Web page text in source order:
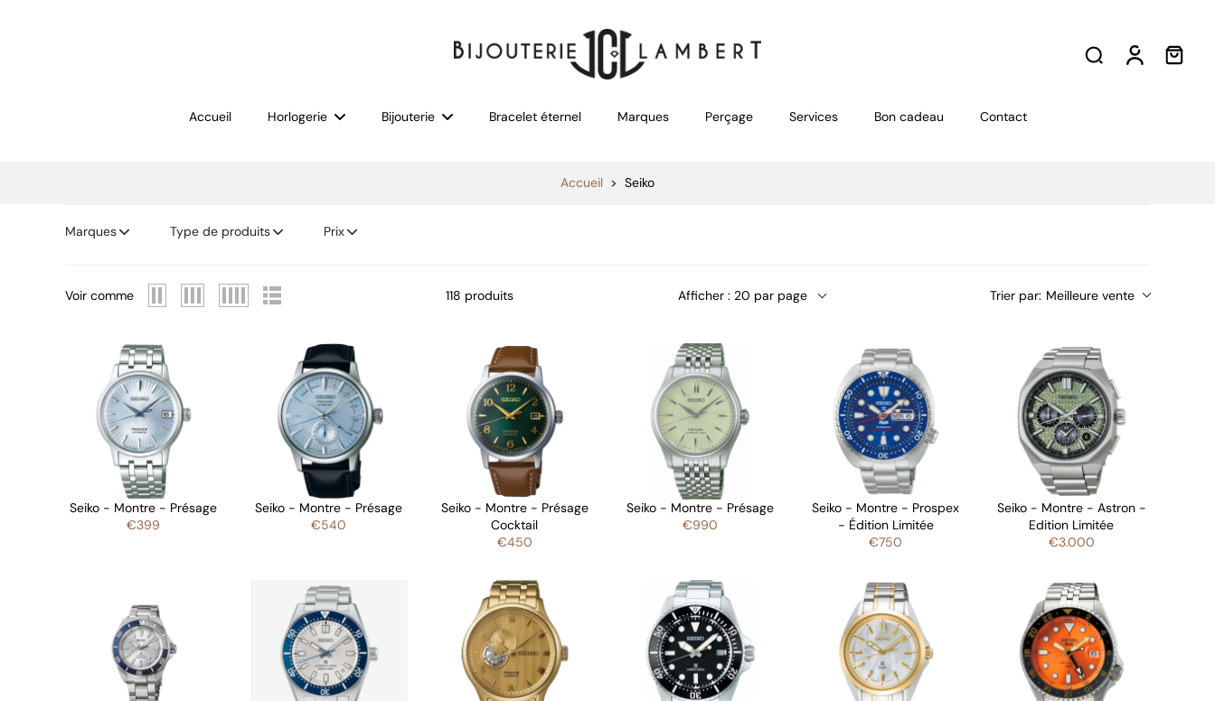
Accueil Horlogerie Bijouterie Bracelet éternel Marques Perçage Services Bon cadeau Contact
Accueil > Seiko
Marques Type de produits Prix
Voir comme 118 produits Afficher : 20 par page Trier par: Meilleure vente
Seiko - Montre - Présage
€399
Seiko - Montre - Présage
€540
Seiko - Montre - Présage
Cocktail
€450
Seiko - Montre - Présage
€990
Seiko - Montre - Prospex
- Édition Limitée
€750
Seiko - Montre - Astron -
Edition Limitée
€3.000